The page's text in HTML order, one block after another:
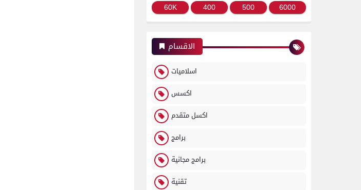
60K 400 500 6000
الاقسام
اسلاميات
اكسس
اكسل متقدم
برامج
برامج مجانية
تقنية